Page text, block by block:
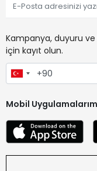
Kampanya, duyuru
için kayıt olun.
Mobil